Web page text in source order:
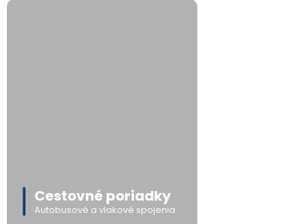
Cestovné poriadky
Autobusové a vlakové spojenia